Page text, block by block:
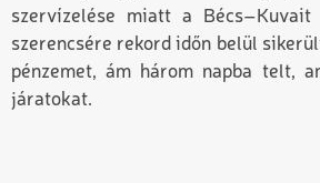
szervízelése miatt a
szerencsére rekord időn belül
pénzemet, ám három napba telt,
járatokat.